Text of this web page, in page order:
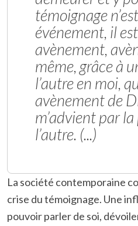
témoignage
événement, il
avènement,
même, grâce à
l’autre en moi,
avènement de
m’advient par
l’autre. (...)
La société contemporaine
crise du témoignage. Une
pouvoir parler de soi,